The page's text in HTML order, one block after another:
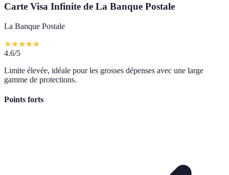
Carte Visa Infinite de La Banque Postale
La Banque Postale
★★★★★
4.6/5
Limite élevée, idéale pour les grosses dépenses avec une large
gamme de protections.
Points forts